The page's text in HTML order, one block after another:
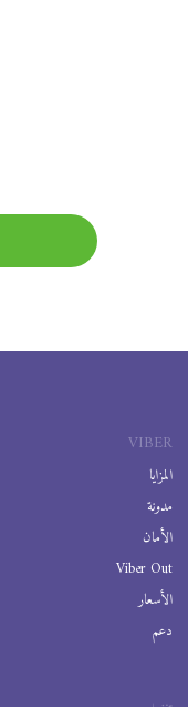
VIBER
المزايا
مدونة
الأمان
Viber Out
الأسعار
دعم